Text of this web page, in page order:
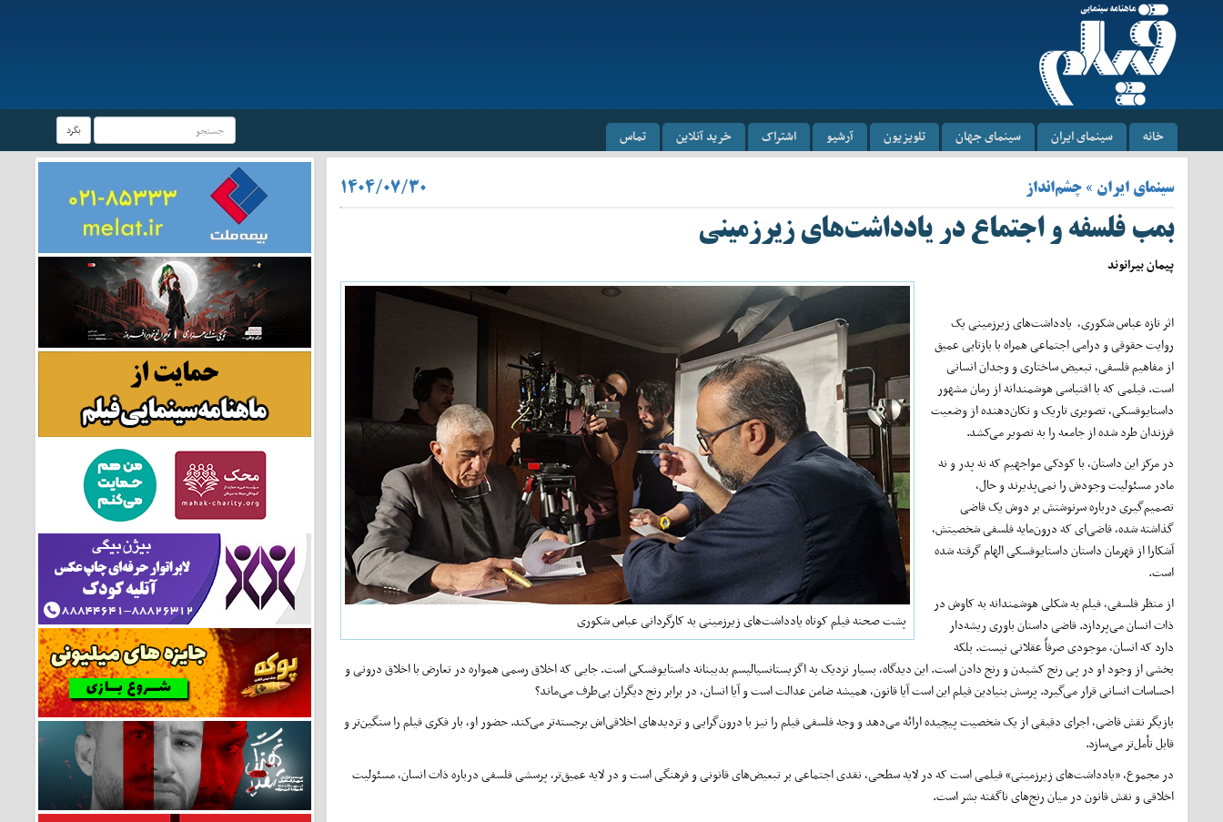
خانه سینمای ایران سینمای جهان تلویزیون آرشیو اشتراک خرید آنلاین تماس بگرد
سینمای ایران » چشم‌انداز ۱۴۰۴/۰۷/۳۰
بمب فلسفه و اجتماع در یادداشت‌های زیرزمینی
پیمان بیرانوند
پشت صحنه فیلم کوتاه یادداشت‌های زیرزمینی به کارگردانی عباس شکوری
اثر تازه عباس شکوری، یادداشت‌های زیرزمینی یک
روایت حقوقی و درامی اجتماعی همراه با بازتابی عمیق
از مفاهیم فلسفی، تبعیض ساختاری و وجدان انسانی
است. فیلمی که با اقتباسی هوشمندانه از رمان مشهور
داستایوفسکی، تصویری تاریک و تکان‌دهنده از وضعیت
فرزندان طرد شده از جامعه را به تصویر می‌کشد.
در مرکز این داستان، با کودکی مواجهیم که نه پدر و نه
مادر مسئولیت وجودش را نمی‌پذیرند و حال،
تصمیم‌گیری درباره سرنوشتش بر دوش یک قاضی
گذاشته شده، قاضی‌ای که درون‌مایه فلسفی شخصیتش،
آشکارا از قهرمان داستان داستایوفسکی الهام گرفته شده
است.
از منظر فلسفی، فیلم به شکلی هوشمندانه به کاوش در
ذات انسان می‌پردازد. قاضی داستان باوری ریشه‌دار
دارد که انسان، موجودی صرفاً عقلانی نیست. بلکه
بخشی از وجود او در پی رنج کشیدن و رنج دادن است. این دیدگاه، بسیار نزدیک به اگزیستانسیالیسم بدبینانه داستایوفسکی است. جایی که اخلاق رسمی همواره در تعارض با اخلاق درونی و
احساسات انسانی قرار می‌گیرد. پرسش بنیادین فیلم این است آیا قانون، همیشه ضامن عدالت است و آیا انسان، در برابر رنج دیگران بی‌طرف می‌ماند؟
بازیگر نقش قاضی، اجرای دقیقی از یک شخصیت پیچیده ارائه می‌دهد و وجه فلسفی فیلم را نیز با درون‌گرایی و تردیدهای اخلاقی‌اش برجسته‌تر می‌کند. حضور او، بار فکری فیلم را سنگین‌تر و
قابل تأمل‌تر می‌سازد.
در مجموع، «یادداشت‌های زیرزمینی» فیلمی است که در لایه سطحی، نقدی اجتماعی بر تبعیض‌های قانونی و فرهنگی است و در لایه عمیق‌تر، پرسشی فلسفی درباره ذات انسان، مسئولیت
اخلاقی و نقش قانون در میان رنج‌های ناگفته بشر است.